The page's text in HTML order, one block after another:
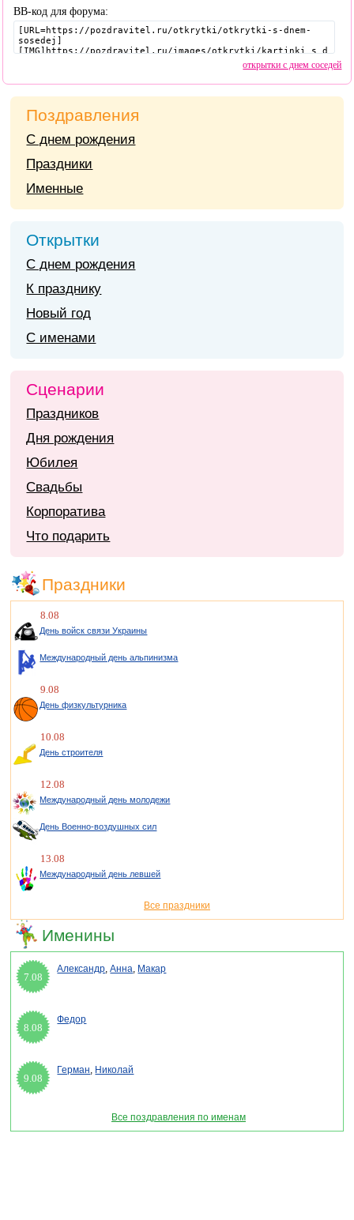
BB-код для форума:
открытки с днем соседей
Поздравления
С днем рождения
Праздники
Именные
Открытки
С днем рождения
К празднику
Новый год
С именами
Сценарии
Праздников
Дня рождения
Юбилея
Свадьбы
Корпоратива
Что подарить
Праздники
8.08
День войск связи Украины
Международный день альпинизма
9.08
День физкультурника
10.08
День строителя
12.08
Международный день молодежи
День Военно-воздушных сил
13.08
Международный день левшей
Все праздники
Именины
7.08
Александр,Анна, Макар
8.08
Федор
9.08
Герман, Николай
Все поздравления по именам